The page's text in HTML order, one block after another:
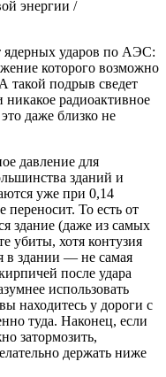
энергии /
ядерных ударов по АЭС:
которого возможно
такой подрыв сведет
радиоактивное
даже близко не
давление для
зданий и
уже при 0,14
переносит. То есть от
здание (даже из самых
убиты, хотя контузия
в здании — не самая
после удара
использовать
находитесь у дороги с
туда. Наконец, если
затормозить,
держать ниже